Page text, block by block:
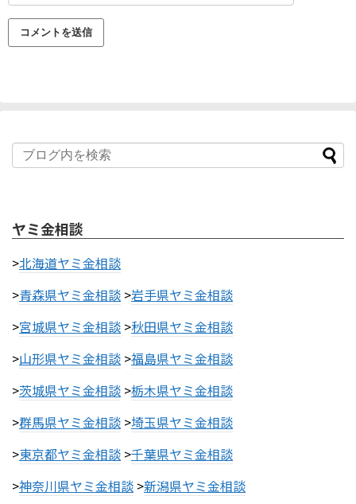
ヤミ金相談
>北海道ヤミ金相談
>青森県ヤミ金相談 >岩手県ヤミ金相談
>宮城県ヤミ金相談 >秋田県ヤミ金相談
>山形県ヤミ金相談 >福島県ヤミ金相談
>茨城県ヤミ金相談 >栃木県ヤミ金相談
>群馬県ヤミ金相談 >埼玉県ヤミ金相談
>東京都ヤミ金相談 >千葉県ヤミ金相談
>神奈川県ヤミ金相談 >新潟県ヤミ金相談